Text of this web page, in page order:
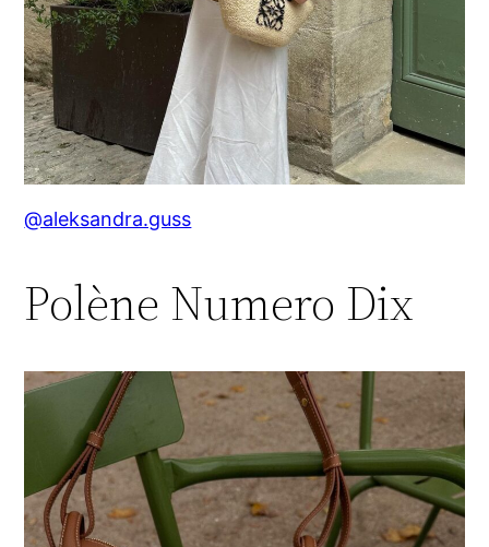
@aleksandra.guss
Polène Numero Dix